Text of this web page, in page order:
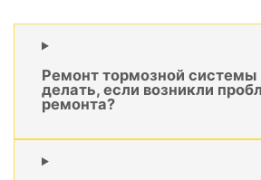
Ремонт тормозной системы
делать, если возникли
ремонта?